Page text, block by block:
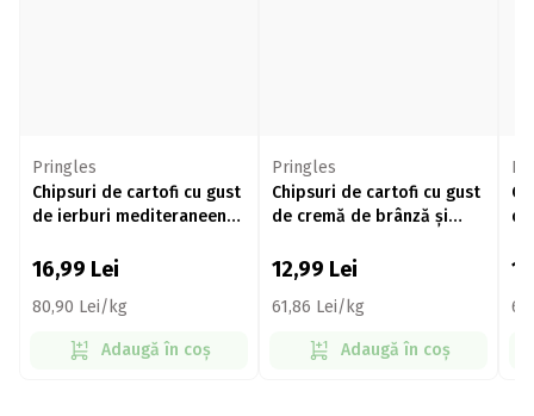
Pringles
Chipsuri de cartofi cu gust
de ierburi mediteraneene,
16,99 Lei
80,90 Lei/kg
Adaugă în coș
Pringles
Chipsuri de cartofi cu gust
de cremă de brânză și
12,99 Lei
61,86 Lei/kg
Adaugă în coș